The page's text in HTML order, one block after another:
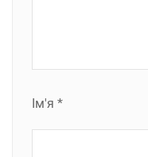
Ім'я *